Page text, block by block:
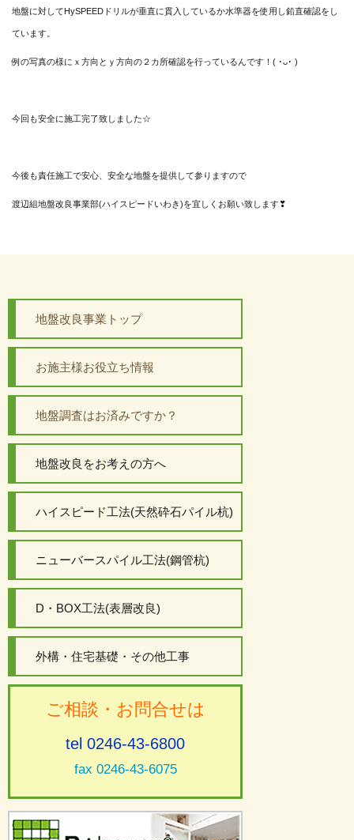
地盤に対してHySPEEDドリルが垂直に貫入しているか水準器を使用し鉛直確認をし
ています。
例の写真の様にｘ方向とｙ方向の２カ所確認を行っているんです！( ･ᴗ･ )
今回も安全に施工完了致しました☆
今後も責任施工で安心、安全な地盤を提供して参りますので
渡辺組地盤改良事業部(ハイスピードいわき)を宜しくお願い致します❣
地盤改良事業トップ
お施主様お役立ち情報
地盤調査はお済みですか？
地盤改良をお考えの方へ
ハイスピード工法(天然砕石パイル杭)
ニューバースパイル工法(鋼管杭)
D・BOX工法(表層改良)
外構・住宅基礎・その他工事
ご相談・お問合せは
tel 0246-43-6800
fax 0246-43-6075